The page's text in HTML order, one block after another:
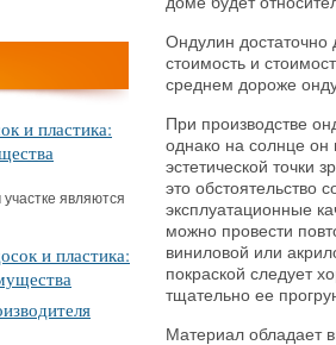
и пластика:
являются
и пластика:
Ондулин достаточно
стоимость и
среднем дороже
При производстве
однако на солнце он
эстетической точки
это обстоятельство
эксплуатационные
можно провести
виниловой или
покраской следует
тщательно ее
Материал обладает